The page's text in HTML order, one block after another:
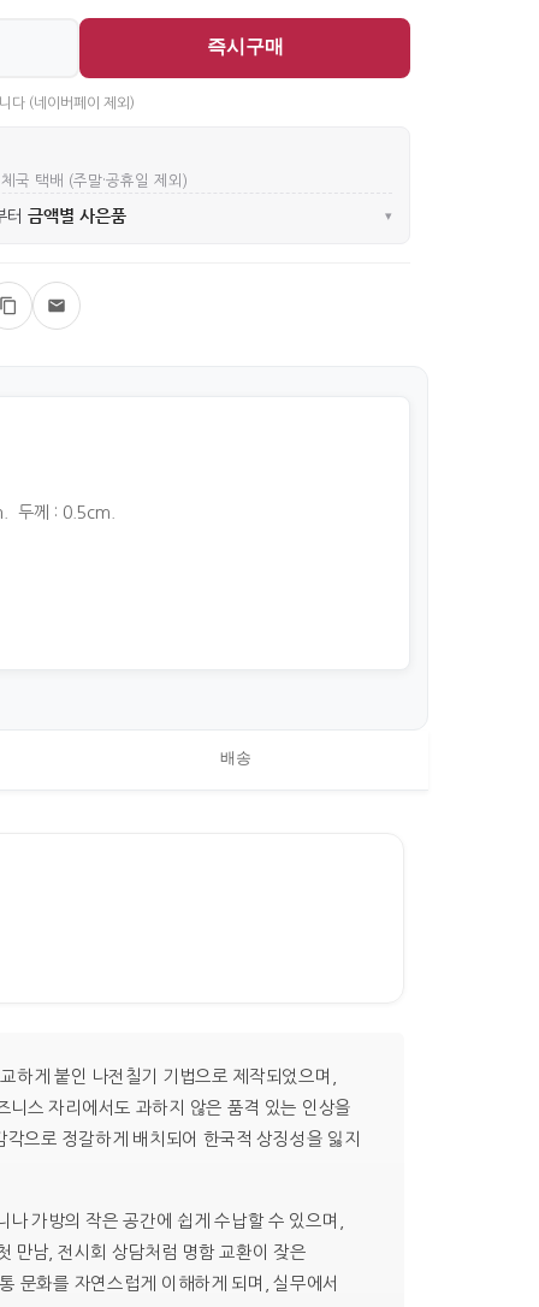
즉시구매
다 (네이버페이 제외)
국 택배 (주말·공휴일 제외)
터 금액별 사은품 ▾
두께 : 0.5cm.
배송
게 붙인 나전칠기 기법으로 제작되었으며,
스 자리에서도 과하지 않은 품격 있는 인상을
으로 정갈하게 배치되어 한국적 상징성을 잃지
가방의 작은 공간에 쉽게 수납할 수 있으며,
만남, 전시회 상담처럼 명함 교환이 잦은
문화를 자연스럽게 이해하게 되며, 실무에서